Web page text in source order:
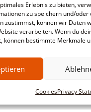
Erlebnis zu bieten,
zu speichern und/
zustimmst, können wir Daten
verarbeiten. Wenn du
können bestimmte Merkmale
CookiesPrivacy